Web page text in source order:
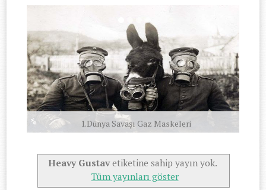
1.Dünya Savaşı Gaz Maskeleri
Heavy Gustavetiketine sahip yayın yok.
Tüm yayınları göster